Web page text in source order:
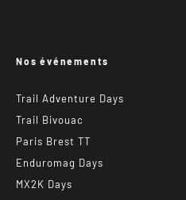
Nos événements
Trail Adventure Days
Trail Bivouac
Paris Brest TT
Enduromag Days
MX2K Days